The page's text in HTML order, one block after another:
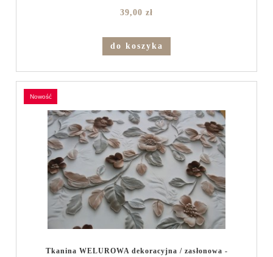
39,00 zł
do koszyka
Tkanina WELUROWA dekoracyjna / zasłonowa -
nowość